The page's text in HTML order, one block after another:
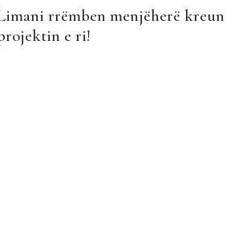
rrëmben menjëherë kreun
e ri!